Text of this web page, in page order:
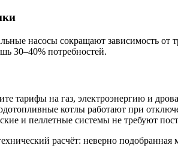
насосы сокращают зависимость от
30–40% потребностей.
тарифы на газ, электроэнергию и
котлы работают при
и пеллетные системы не требуют
расчёт: неверно